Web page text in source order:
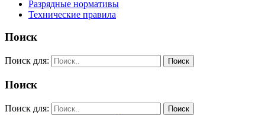
Разрядные нормативы
Технические правила
Поиск
Поиск для: Поиск
Поиск
Поиск для: Поиск